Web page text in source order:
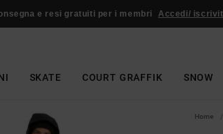
e resi gratuiti per i membri Accedi/
SKATE COURT GRAFFIK SNOW
Home